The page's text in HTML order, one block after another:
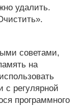
удалить.
советами,
на
с регулярной
программного